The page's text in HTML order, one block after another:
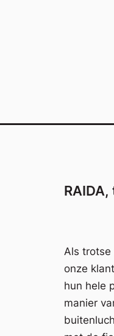
Als
onze
hun hele
manier